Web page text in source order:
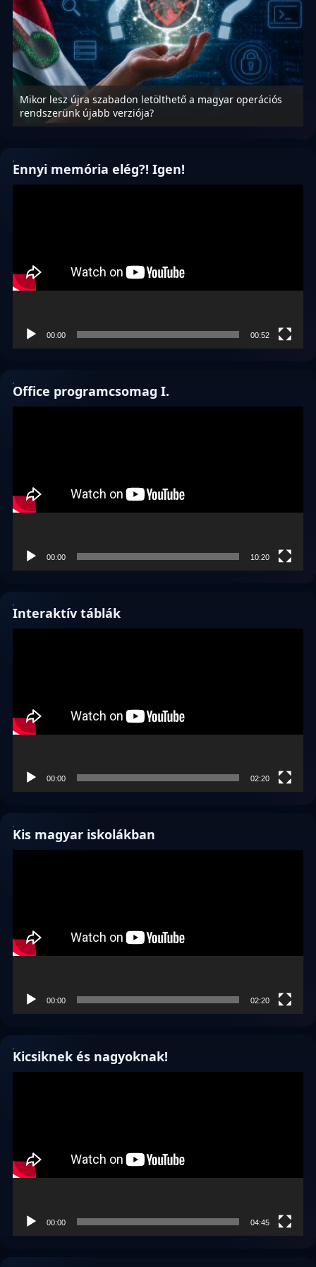
Mikor lesz újra szabadon letölthető a magyar operációs
rendszerünk újabb verziója?
Ennyi memória elég?! Igen!
00:00 00:52
Office programcsomag I.
00:00 10:20
Interaktív táblák
00:00 02:20
Kis magyar iskolákban
00:00 02:20
Kicsiknek és nagyoknak!
00:00 04:45